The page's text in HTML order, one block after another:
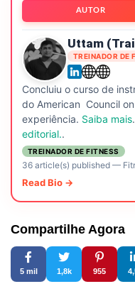
AUTOR
Uttam
TREINADOR DE
Concluiu o curso de
do American Council
experiência. Saiba mais
editorial..
TREINADOR DE FITNESS
36 article(s) published—
Read Bio →
Compartilhe Agora
5 mil 1,8k 955